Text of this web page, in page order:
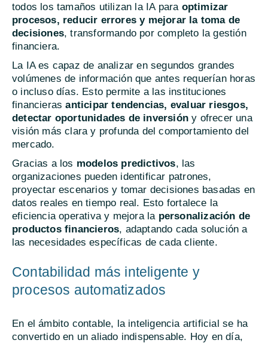
todos los tamaños utilizan la IA para optimizar
procesos, reducir errores y mejorar la toma de
decisiones, transformando por completo la gestión
financiera.
La IA es capaz de analizar en segundos grandes
volúmenes de información que antes requerían horas
o incluso días. Esto permite a las instituciones
financierasanticipar tendencias, evaluar riesgos,
detectar oportunidades de inversión y ofrecer una
visión más clara y profunda del comportamiento del
mercado.
Gracias a los modelos predictivos, las
organizaciones pueden identificar patrones,
proyectar escenarios y tomar decisiones basadas en
datos reales en tiempo real. Esto fortalece la
eficiencia operativa y mejora la personalización de
productos financieros, adaptando cada solución a
las necesidades específicas de cada cliente.
Contabilidad más inteligente y
procesos automatizados
En el ámbito contable, la inteligencia artificial se ha
convertido en un aliado indispensable. Hoy en día,